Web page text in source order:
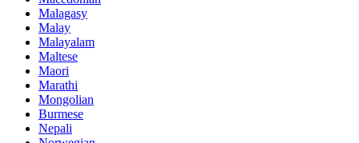
Malagasy
Malay
Malayalam
Maltese
Maori
Marathi
Mongolian
Burmese
Nepali